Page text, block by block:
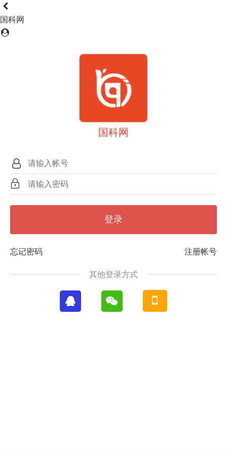
国科网
国科网
登录
忘记密码 注册帐号
其他登录方式